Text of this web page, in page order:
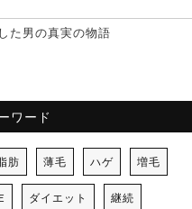
た男の真実の物語
ワード
肪 薄毛 ハゲ 増毛
ダイエット 継続